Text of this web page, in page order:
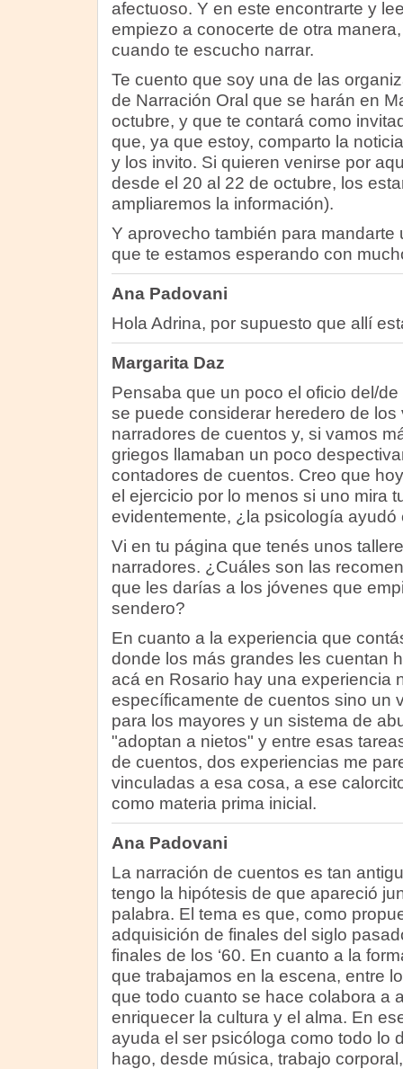
afectuoso. Y en este encontrarte y
empiezo a conocerte de otra
cuando te escucho narrar.
Te cuento que soy una de las
de Narración Oral que se harán en
octubre, y que te contará como
que, ya que estoy, comparto la
y los invito. Si quieren venirse por
desde el 20 al 22 de octubre, los
ampliaremos la información).
Y aprovecho también para mandarte
que te estamos esperando con
Ana Padovani
Hola Adrina, por supuesto que allí
Margarita Daz
Pensaba que un poco el oficio del/
se puede considerar heredero de los
narradores de cuentos y, si vamos
griegos llamaban un poco
contadores de cuentos. Creo que
el ejercicio por lo menos si uno mira
evidentemente, ¿la psicología ayudó
Vi en tu página que tenés unos
narradores. ¿Cuáles son las
que les darías a los jóvenes que
sendero?
En cuanto a la experiencia que
donde los más grandes les cuentan
acá en Rosario hay una experiencia
específicamente de cuentos sino un
para los mayores y un sistema de
"adoptan a nietos" y entre esas
de cuentos, dos experiencias me
vinculadas a esa cosa, a ese
como materia prima inicial.
Ana Padovani
La narración de cuentos es tan
tengo la hipótesis de que apareció
palabra. El tema es que, como
adquisición de finales del siglo
finales de los ‘60. En cuanto a la
que trabajamos en la escena, entre
que todo cuanto se hace colabora a
enriquecer la cultura y el alma. En
ayuda el ser psicóloga como todo lo
hago, desde música, trabajo